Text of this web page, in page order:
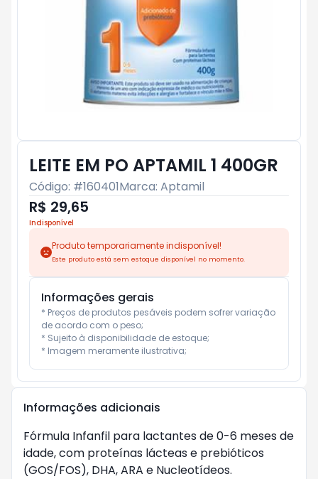
LEITE EM PO APTAMIL 1 400GR
Código: #160401Marca: Aptamil
R$ 29,65
Indisponível
Produto temporariamente indisponível!
Este produto está sem estoque disponível no momento.
Informações gerais
* Preços de produtos pesáveis podem sofrer variação
de acordo com o peso;
* Sujeito à disponibilidade de estoque;
* Imagem meramente ilustrativa;
Informações adicionais
Fórmula Infanfil para lactantes de 0-6 meses de
idade, com proteínas lácteas e prebióticos
(GOS/FOS), DHA, ARA e Nucleotídeos.